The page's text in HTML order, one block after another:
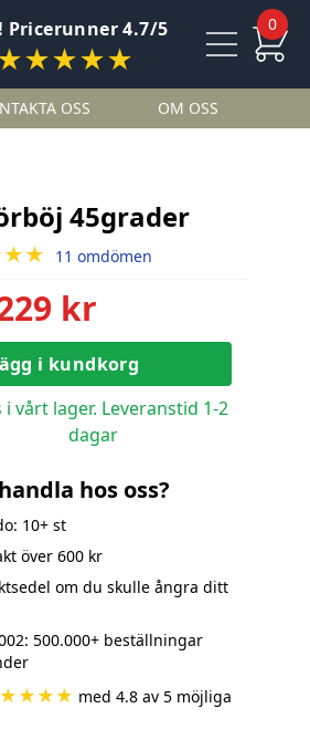
4.7/5 0
OSS OM OSS
45grader
11 omdömen
kr
i kundkorg
i vårt lager. Leveranstid 1-2
dagar
hos oss?
10+ st
över 600 kr
om du skulle ångra ditt
500.000+ beställningar
med 4.8 av 5 möjliga